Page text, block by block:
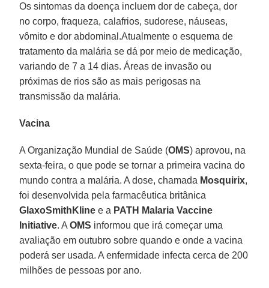
Os sintomas da doença incluem dor de cabeça, dor
no corpo, fraqueza, calafrios, sudorese, náuseas,
vômito e dor abdominal.Atualmente o esquema de
tratamento da malária se dá por meio de medicação,
variando de 7 a 14 dias. Áreas de invasão ou
próximas de rios são as mais perigosas na
transmissão da malária.
Vacina
A Organização Mundial de Saúde (OMS) aprovou, na
sexta-feira, o que pode se tornar a primeira vacina do
mundo contra a malária. A dose, chamada Mosquirix,
foi desenvolvida pela farmacêutica britânica
GlaxoSmithKline e a PATH Malaria Vaccine
Initiative. AOMS informou que irá começar uma
avaliação em outubro sobre quando e onde a vacina
poderá ser usada. A enfermidade infecta cerca de 200
milhões de pessoas por ano.